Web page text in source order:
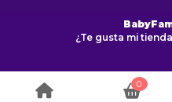
¿Te gusta mi
0